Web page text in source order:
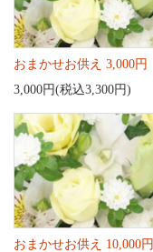
おまかせお供え 3,000円
3,000円(税込3,300円)
おまかせお供え 10,000円